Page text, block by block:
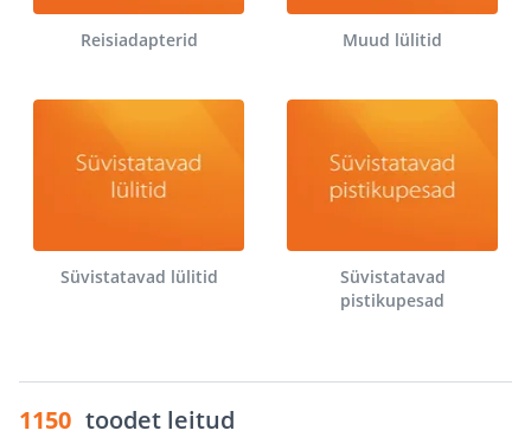
Reisiadapterid Muud lülitid
Süvistatavad lülitid
Süvistatavad
pistikupesad
1150 toodet leitud